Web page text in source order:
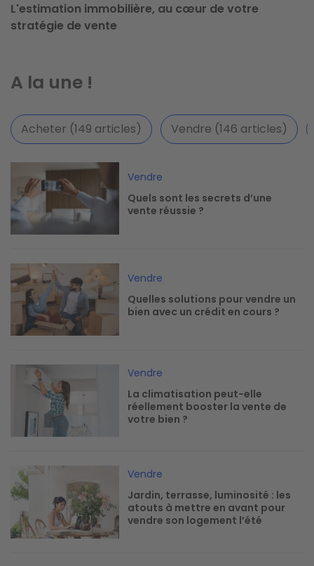
L'estimation immobilière, au cœur de votre
stratégie de vente
A la une !
Acheter (149 articles) Vendre (146 articles)
Vendre
Quels sont les secrets d’une
vente réussie ?
Image
Vendre
Quelles solutions pour vendre un
bien avec un crédit en cours ?
Image
Vendre
La climatisation peut-elle
réellement booster la vente de
votre bien ?
Image
Vendre
Jardin, terrasse, luminosité : les
atouts à mettre en avant pour
vendre son logement l’été